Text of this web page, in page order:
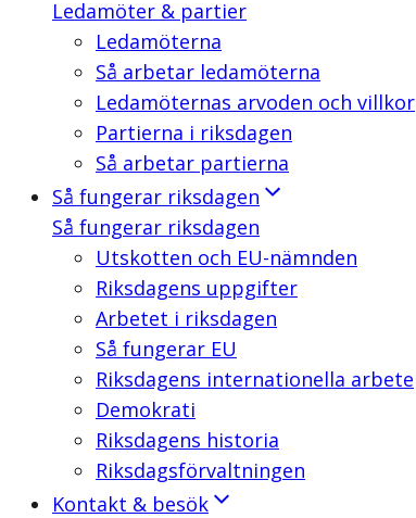
Ledamöter & partier
Ledamöterna
Så arbetar ledamöterna
Ledamöternas arvoden och villkor
Partierna i riksdagen
Så arbetar partierna
Så fungerar riksdagen
Så fungerar riksdagen
Utskotten och EU-nämnden
Riksdagens uppgifter
Arbetet i riksdagen
Så fungerar EU
Riksdagens internationella arbete
Demokrati
Riksdagens historia
Riksdagsförvaltningen
Kontakt & besök